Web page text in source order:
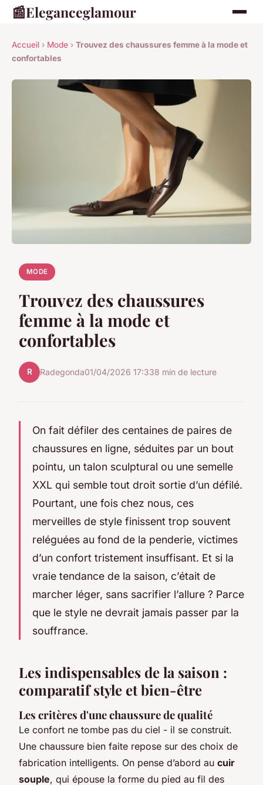
📰Eleganceglamour
Accueil › Mode › Trouvez des chaussures femme à la mode et
confortables
MODE
Trouvez des chaussures
femme à la mode et
confortables
R Radegonda01/04/2026 17:338 min de lecture
On fait défiler des centaines de paires de
chaussures en ligne, séduites par un bout
pointu, un talon sculptural ou une semelle
XXL qui semble tout droit sortie d’un défilé.
Pourtant, une fois chez nous, ces
merveilles de style finissent trop souvent
reléguées au fond de la penderie, victimes
d’un confort tristement insuffisant. Et si la
vraie tendance de la saison, c’était de
marcher léger, sans sacrifier l’allure ? Parce
que le style ne devrait jamais passer par la
souffrance.
Les indispensables de la saison :
comparatif style et bien-être
Les critères d'une chaussure de qualité
Le confort ne tombe pas du ciel - il se construit.
Une chaussure bien faite repose sur des choix de
fabrication intelligents. On pense d’abord au cuir
souple, qui épouse la forme du pied au fil des